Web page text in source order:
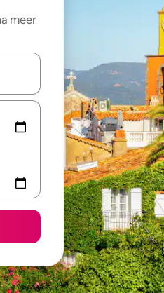
meer
je een keuze met je de